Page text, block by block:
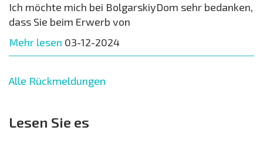
Ich möchte mich bei BolgarskiyDom sehr bedanken,
dass Sie beim Erwerb von
Mehr lesen 03-12-2024
Alle Rückmeldungen
Lesen Sie es